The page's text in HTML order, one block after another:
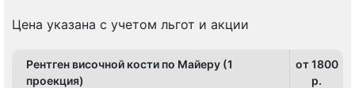
Цена указана с учетом льгот и акции
Рентген височной кости по Майеру (1
проекция)
от 1800
p.